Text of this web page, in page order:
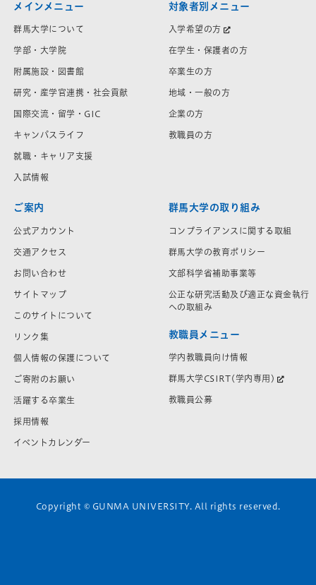
メインメニュー
群馬大学について
学部・大学院
附属施設・図書館
研究・産学官連携・社会貢献
国際交流・留学・GIC
キャンパスライフ
就職・キャリア支援
入試情報
対象者別メニュー
入学希望の方
在学生・保護者の方
卒業生の方
地域・一般の方
企業の方
教職員の方
ご案内
公式アカウント
交通アクセス
お問い合わせ
サイトマップ
このサイトについて
リンク集
個人情報の保護について
ご寄附のお願い
活躍する卒業生
採用情報
イベントカレンダー
群馬大学の取り組み
コンプライアンスに関する取組
群馬大学の教育ポリシー
文部科学省補助事業等
公正な研究活動及び適正な資金執行
への取組み
教職員メニュー
学内教職員向け情報
群馬大学CSIRT(学内専用)
教職員公募
Copyright © GUNMA UNIVERSITY. All rights reserved.